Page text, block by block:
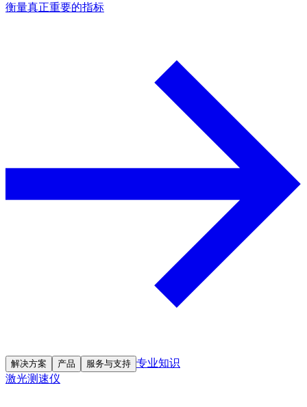
衡量真正重要的指标
解决方案 产品 服务与支持 专业知识
激光测速仪